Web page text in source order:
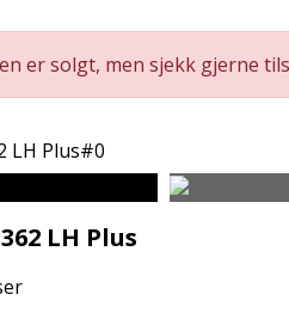
er solgt, men sjekk gjerne
LH Plus